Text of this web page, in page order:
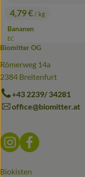
, Preis:
4,79 €/ kg
Bananen
, Herkunft:
EC
Biomitter OG
Römerweg 14a
2384 Breitenfurt
+43 2239/ 34281
office@biomitter.at
Externer Link zu
Externer
Biokisten